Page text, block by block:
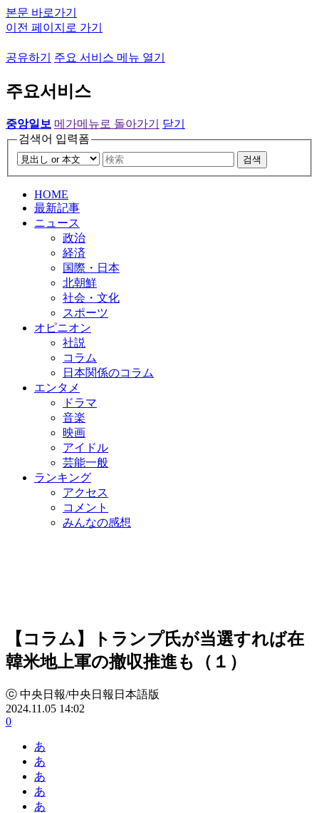
본문 바로가기
이전 페이지로 가기
공유하기 주요 서비스 메뉴 열기
주요서비스
중앙일보 메가메뉴로 돌아가기
닫기
검색어 입력폼
검색
HOME
最新記事
ニュース
政治
経済
国際・日本
北朝鮮
社会・文化
スポーツ
オピニオン
社説
コラム
日本関係のコラム
エンタメ
ドラマ
音楽
映画
アイドル
芸能一般
ランキング
アクセス
コメント
みんなの感想
【コラム】トランプ氏が当選すれば在
韓米地上軍の撤収推進も（１）
ⓒ 中央日報/中央日報日本語版
2024.11.05 14:02
0
あ
あ
あ
あ
あ